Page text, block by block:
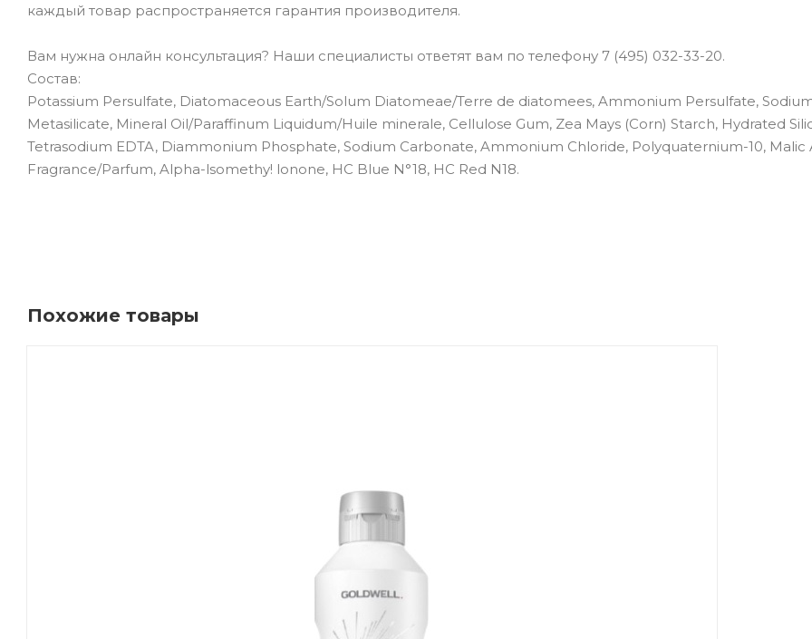
каждый товар распространяется гарантия производителя.
Вам нужна онлайн консультация? Наши специалисты ответят вам по телефону 7 (495) 032-33-20.
Состав:
Potassium Persulfate, Diatomaceous Earth/Solum Diatomeae/Terre de diatomees, Ammonium Persulfate,
Metasilicate, Mineral Oil/Paraffinum Liquidum/Huile minerale, Cellulose Gum, Zea Mays (Corn) Starch, Hydrated
Tetrasodium EDTA, Diammonium Phosphate, Sodium Carbonate, Ammonium Chloride, Polyquaternium-10, Malic
Fragrance/Parfum, Alpha-lsomethy! lonone, HC Blue N°18, HC Red N18.
Похожие товары